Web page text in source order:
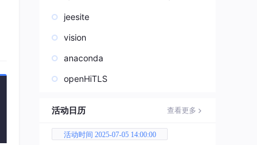
jeesite
vision
anaconda
openHiTLS
活动日历 查看更多
活动时间 2025-07-05 14:00:00